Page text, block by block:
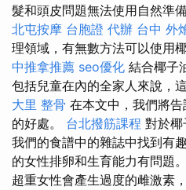
髮和頭皮問題無法使用自然準
北屯按摩 台胞證 代辦 台中 外
理領域，有無數方法可以使用
中推拿推薦 seo優化 結合椰子
包括兒童在內的全家人來說，
大里 整骨 在本文中，我們將
的好處。 台北撥筋課程 對於椰
我們的食譜中的雜誌中找到有
的女性排卵和生育能力有問題。
超重女性會產生過度的雌激素